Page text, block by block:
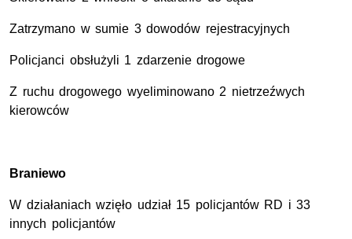
Zatrzymano w sumie 3 dowodów rejestracyjnych
Policjanci obsłużyli 1 zdarzenie drogowe
Z ruchu drogowego wyeliminowano 2 nietrzeźwych
kierowców
Braniewo
W działaniach wzięło udział 15 policjantów RD i 33
innych policjantów